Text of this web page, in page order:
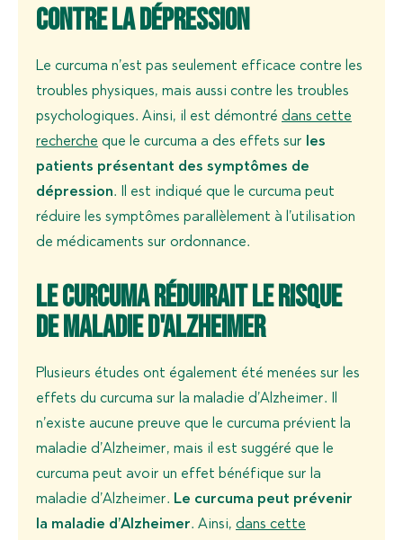
contre la dépression
Le curcuma n’est pas seulement efficace contre les
troubles physiques, mais aussi contre les troubles
psychologiques. Ainsi, il est démontré dans cette
recherche que le curcuma a des effets sur
les
patients présentant des symptômes de
dépression. Il est indiqué que le curcuma peut
réduire les symptômes parallèlement à l’utilisation
de médicaments sur ordonnance.
Le curcuma réduirait le risque
de maladie d'Alzheimer
Plusieurs études ont également été menées sur les
effets du curcuma sur la maladie d’Alzheimer. Il
n’existe aucune preuve que le curcuma prévient la
maladie d’Alzheimer, mais il est suggéré que le
curcuma peut avoir un effet bénéfique sur la
maladie d’Alzheimer. Le curcuma peut prévenir
la maladie d’Alzheimer. Ainsi, dans cette